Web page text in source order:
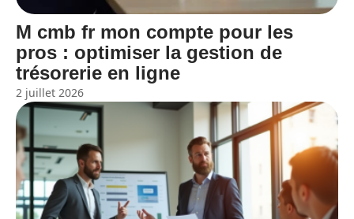
M cmb fr mon compte pour les
pros : optimiser la gestion de
trésorerie en ligne
2 juillet 2026